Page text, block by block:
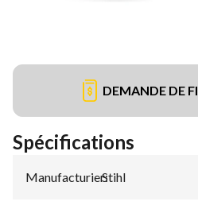
DEMANDE DE
Spécifications
Manufacturier:
Stihl